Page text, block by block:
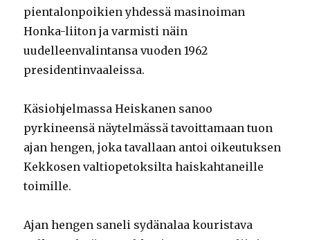
pientalonpoikien yhdessä masinoiman
Honka-liiton ja varmisti näin
uudelleenvalintansa vuoden 1962
presidentinvaaleissa.
Käsiohjelmassa Heiskanen sanoo
pyrkineensä näytelmässä tavoittamaan tuon
ajan hengen, joka tavallaan antoi oikeutuksen
Kekkosen valtiopetoksilta haiskahtaneille
toimille.
Ajan hengen saneli sydänalaa kouristava